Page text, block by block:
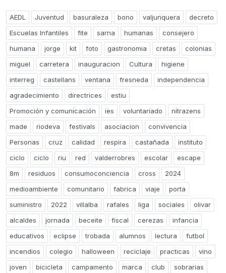
AEDL Juventud basuraleza bono valjunquera
decreto
Escuelas Infantiles
fite sarna humanas
consejero
humana
jorge kit foto gastronomia cretas
colonias
miguel
carretera inauguracion Cultura
higiene
interreg
castellans ventana fresneda
independencia
agradecimiento
directrices
estiu
Promoción y comunicación
ies voluntariado
nitrazens
made
riodeva festivals asociacion
convivencia
Personas
cruz calidad respira castañada
instituto
ciclo
ciclo riu red valderrobres escolar
escape
8m
residuos consumoconciencia cross
2024
medioambiente
comunitario fabrica viaje
porta
suministro
2022 villalba rafales liga sociales
olivar
alcaldes
jornada beceite fiscal cerezas
infancia
educativos
eclipse trobada alumnos lectura
futbol
incendios
colegio halloween reciclaje practicas
vino
joven
bicicleta campamento marca club
sobrarias